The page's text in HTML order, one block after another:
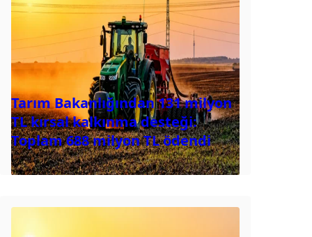
Tarım Bakanlığından 131 milyon
TL kırsal kalkınma desteği:
Toplam 688 milyon TL ödendi